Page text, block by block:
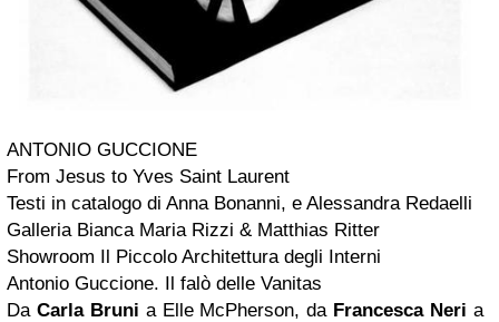
ANTONIO GUCCIONE
From Jesus to Yves Saint Laurent
Testi in catalogo di Anna Bonanni, e Alessandra Redaelli
Galleria Bianca Maria Rizzi & Matthias Ritter
Showroom Il Piccolo Architettura degli Interni
Antonio Guccione. Il falò delle Vanitas
Da Carla Bruni a Elle McPherson, da Francesca Neri a